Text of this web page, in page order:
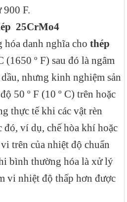
F.
25CrMo4
danh nghĩa cho thép
(1650 º F) sau đó là ngâm
nhưng kinh nghiệm sản
50 º F (10 º C) trên hoặc
thực tế khi các vật rèn
đó, ví dụ, chế hòa khí hoặc
trên của nhiệt độ chuẩn
bình thường hóa là xử lý
vi nhiệt độ thấp hơn được